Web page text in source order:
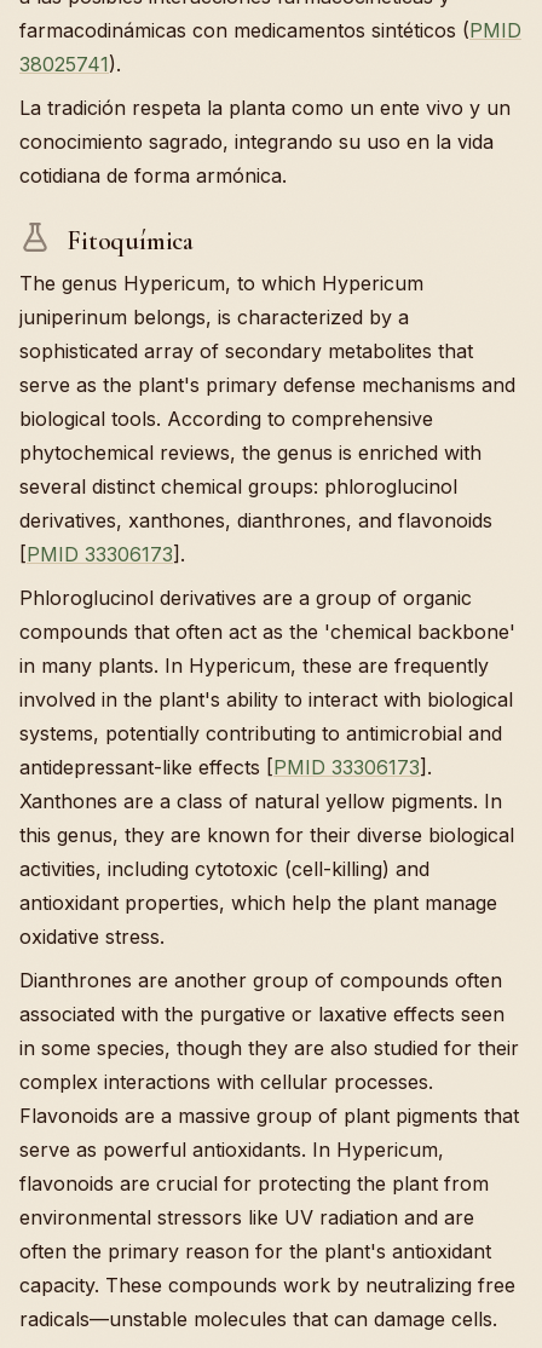
farmacodinámicas con medicamentos sintéticos (PMID
38025741).
La tradición respeta la planta como un ente vivo y un
conocimiento sagrado, integrando su uso en la vida
cotidiana de forma armónica.
Fitoquímica
The genus Hypericum, to which Hypericum
juniperinum belongs, is characterized by a
sophisticated array of secondary metabolites that
serve as the plant's primary defense mechanisms and
biological tools. According to comprehensive
phytochemical reviews, the genus is enriched with
several distinct chemical groups: phloroglucinol
derivatives, xanthones, dianthrones, and flavonoids
[PMID 33306173].
Phloroglucinol derivatives are a group of organic
compounds that often act as the 'chemical backbone'
in many plants. In Hypericum, these are frequently
involved in the plant's ability to interact with biological
systems, potentially contributing to antimicrobial and
antidepressant-like effects [PMID 33306173].
Xanthones are a class of natural yellow pigments. In
this genus, they are known for their diverse biological
activities, including cytotoxic (cell-killing) and
antioxidant properties, which help the plant manage
oxidative stress.
Dianthrones are another group of compounds often
associated with the purgative or laxative effects seen
in some species, though they are also studied for their
complex interactions with cellular processes.
Flavonoids are a massive group of plant pigments that
serve as powerful antioxidants. In Hypericum,
flavonoids are crucial for protecting the plant from
environmental stressors like UV radiation and are
often the primary reason for the plant's antioxidant
capacity. These compounds work by neutralizing free
radicals—unstable molecules that can damage cells.